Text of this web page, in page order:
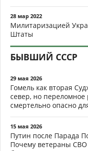
28 мар 2022
Милитаризацией
Штаты
БЫВШИЙ СССР
29 мая 2026
Гомель как вторая
север, но
смертельно опасно
15 мая 2026
Путин после Парада
Почему ветераны